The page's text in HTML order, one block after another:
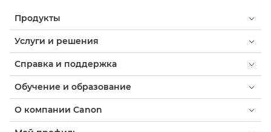
Продукты
Услуги и решения
Справка и поддержка
Обучение и образование
О компании Canon